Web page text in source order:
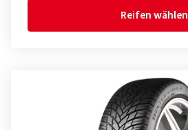
Reifen wählen